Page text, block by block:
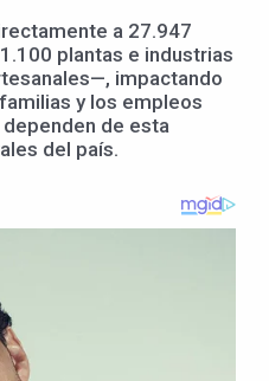
a 27.947
plantas e industrias
impactando
y los empleos
de esta
del país.